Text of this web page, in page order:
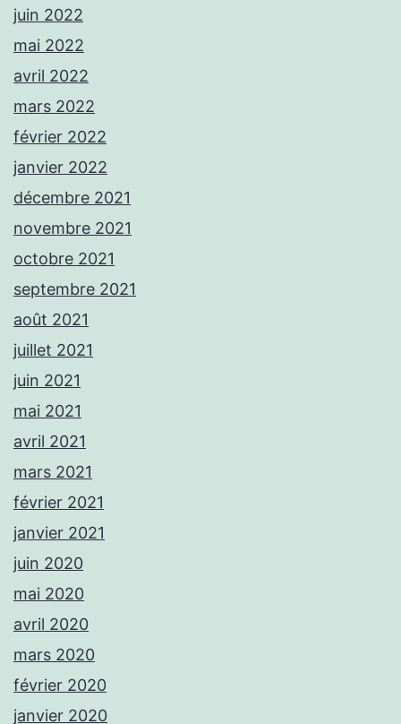
juin 2022
mai 2022
avril 2022
mars 2022
février 2022
janvier 2022
décembre 2021
novembre 2021
octobre 2021
septembre 2021
août 2021
juillet 2021
juin 2021
mai 2021
avril 2021
mars 2021
février 2021
janvier 2021
juin 2020
mai 2020
avril 2020
mars 2020
février 2020
janvier 2020